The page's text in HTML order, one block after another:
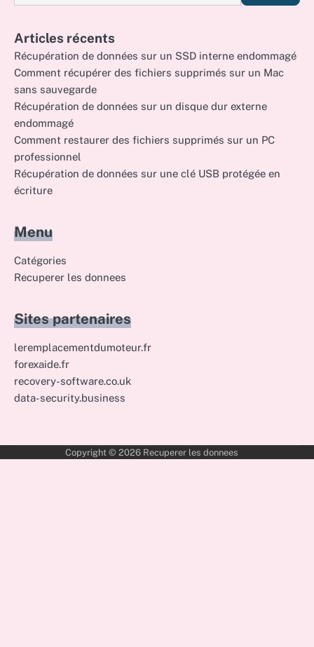
Articles récents
Récupération de données sur un SSD interne endommagé
Comment récupérer des fichiers supprimés sur un Mac
sans sauvegarde
Récupération de données sur un disque dur externe
endommagé
Comment restaurer des fichiers supprimés sur un PC
professionnel
Récupération de données sur une clé USB protégée en
écriture
Menu
Catégories
Recuperer les donnees
Sites partenaires
leremplacementdumoteur.fr
forexaide.fr
recovery-software.co.uk
data-security.business
Copyright © 2026 Recuperer les donnees